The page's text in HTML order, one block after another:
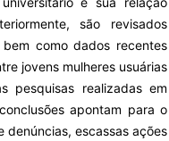
são revisados
como dados recentes
jovens mulheres usuárias
pesquisas realizadas em
apontam para o
escassas ações